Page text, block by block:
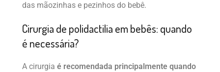
das mãozinhas e pezinhos do bebê.
Cirurgia de polidactilia em bebês: quando
é necessária?
A cirurgia é recomendada principalmente quando